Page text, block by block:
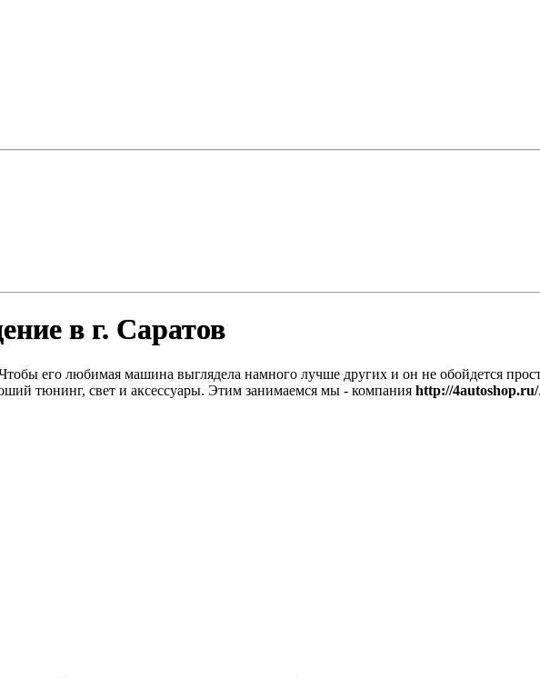
в г. Саратов
его любимая машина выглядела намного лучше других и он не обойдется
тюнинг, свет и аксессуары. Этим занимаемся мы - компания http://4autoshop.ru/